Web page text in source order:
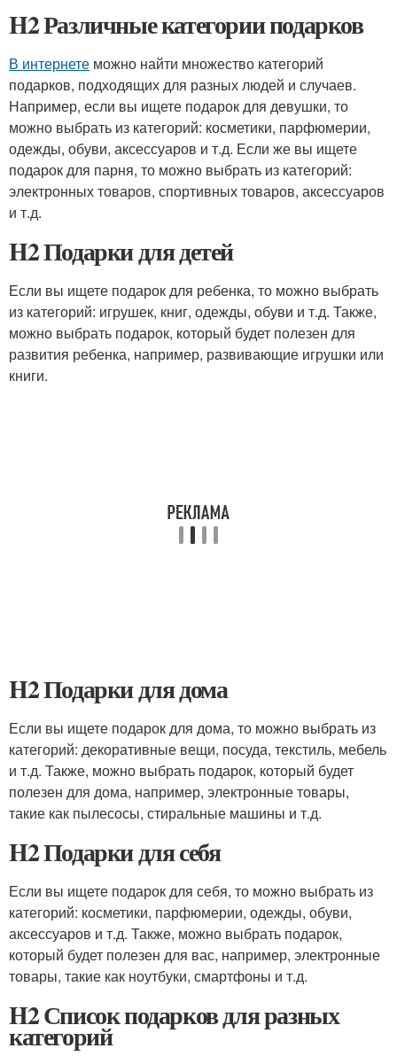
H2 Различные категории подарков
В интернете можно найти множество категорий
подарков, подходящих для разных людей и случаев.
Например, если вы ищете подарок для девушки, то
можно выбрать из категорий: косметики, парфюмерии,
одежды, обуви, аксессуаров и т.д. Если же вы ищете
подарок для парня, то можно выбрать из категорий:
электронных товаров, спортивных товаров, аксессуаров
и т.д.
H2 Подарки для детей
Если вы ищете подарок для ребенка, то можно выбрать
из категорий: игрушек, книг, одежды, обуви и т.д. Также,
можно выбрать подарок, который будет полезен для
развития ребенка, например, развивающие игрушки или
книги.
H2 Подарки для дома
Если вы ищете подарок для дома, то можно выбрать из
категорий: декоративные вещи, посуда, текстиль, мебель
и т.д. Также, можно выбрать подарок, который будет
полезен для дома, например, электронные товары,
такие как пылесосы, стиральные машины и т.д.
H2 Подарки для себя
Если вы ищете подарок для себя, то можно выбрать из
категорий: косметики, парфюмерии, одежды, обуви,
аксессуаров и т.д. Также, можно выбрать подарок,
который будет полезен для вас, например, электронные
товары, такие как ноутбуки, смартфоны и т.д.
H2 Список подарков для разных
категорий